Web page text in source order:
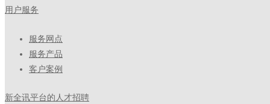
用户服务
服务网点
服务产品
客户案例
新全讯平台的人才招聘